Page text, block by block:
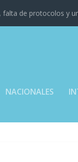
falta de protocolos y
NACIONALES